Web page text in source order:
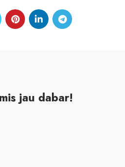
jau dabar!